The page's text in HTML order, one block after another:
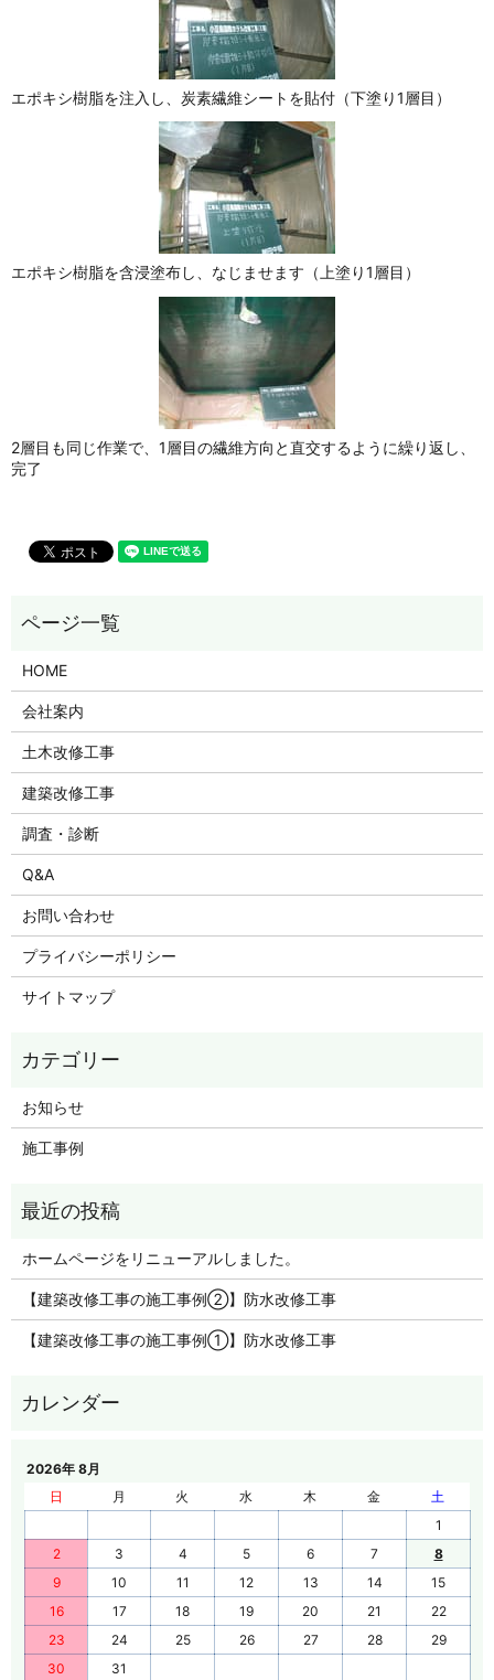
エポキシ樹脂を注入し、炭素繊維シートを貼付（下塗り1層目）
エポキシ樹脂を含浸塗布し、なじませます（上塗り1層目）
2層目も同じ作業で、1層目の繊維方向と直交するように繰り返し、
完了
HOME
会社案内
土木改修工事
建築改修工事
調査・診断
Q&A
お問い合わせ
プライバシーポリシー
サイトマップ
お知らせ
施工事例
ホームページをリニューアルしました。
【建築改修工事の施工事例②】防水改修工事
【建築改修工事の施工事例①】防水改修工事
2026年 8月
日
月 火 水 木 金
土
1
2
3 4 5 6 7
8
9
10 11 12 13 14
15
16
17 18 19 20 21
22
23
24 25 26 27 28
29
30
31